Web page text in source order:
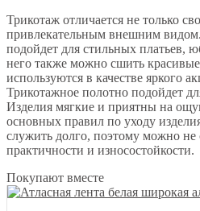
Трикотаж отличается не только
привлекательным внешним
подойдет для стильных платьев,
него также можно сшить
используются в качестве яркого
Трикотажное полотно подойдет
Изделия мягкие и приятны на
основных правил по уходу
служить долго, поэтому можно не
практичности и износостойкости.
Покупают вместе